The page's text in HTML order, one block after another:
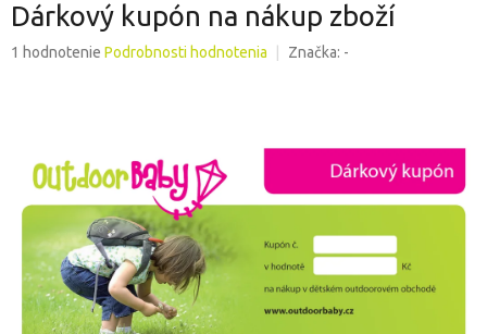
Dárkový kupón na nákup zboží
Priemerné
hviezdičiek.
1 hodnotenie Podrobnosti hodnotenia Značka: -